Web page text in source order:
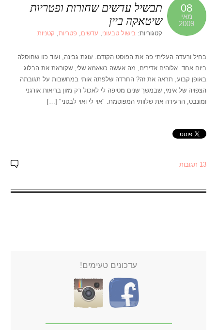
08
מאי
2009
תבשיל עדשים שחורות ופטריות
שיטאקה ביין
קטגוריות:בישול טבעוני, עדשים,פטריות, קטניות
בחיל ורעדה העליתי פה את הפוסט הקודם. עוגת גבינה, ועוד כזו שחוסלה
ביום אחד. אלוהים אדירים, מה אעשה כשאמא שלי, שקוראת את הבלוג
באופן קבוע, תראה את זה? החרדה שלפתה אותי במחשבות על תגובתה
הצפויה של אימי, שבמשך שנים מטיפה לי לאכול רק מזון בריאות אורגני
ומונבט, הרעידה את שלוותי המפוטמת. "אוי לי ואוי לבטני" […]
13 תגובות
עדכונים טעימים!